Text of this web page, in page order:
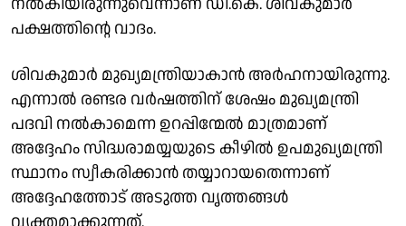
പക്ഷത്തിന്റെ വാദം.
ശിവകുമാര്‍ മുഖ്യമന്ത്രിയാകാന്‍ അര്‍ഹനായിരുന്നു.
എന്നാല്‍ രണ്ടര വര്‍ഷത്തിന് ശേഷം മുഖ്യമന്ത്രി
പദവി നല്‍കാമെന്ന ഉറപ്പിന്മേല്‍ മാത്രമാണ്
അദ്ദേഹം സിദ്ധരാമയ്യയുടെ കീഴില്‍ ഉപമുഖ്യമന്ത്രി
സ്ഥാനം സ്വീകരിക്കാന്‍ തയ്യാറായതെന്നാണ്
അദ്ദേഹത്തോട് അടുത്ത വൃത്തങ്ങള്‍